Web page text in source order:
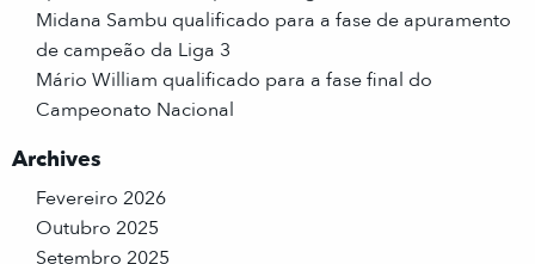
Midana Sambu qualificado para a fase de apuramento
de campeão da Liga 3
Mário William qualificado para a fase final do
Campeonato Nacional
Archives
Fevereiro 2026
Outubro 2025
Setembro 2025